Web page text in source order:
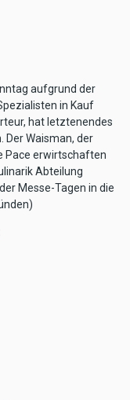
aufgrund der
in Kauf
hat letztenendes
Der Waisman, der
Pace erwirtschaften
Abteilung
Messe-Tagen in die